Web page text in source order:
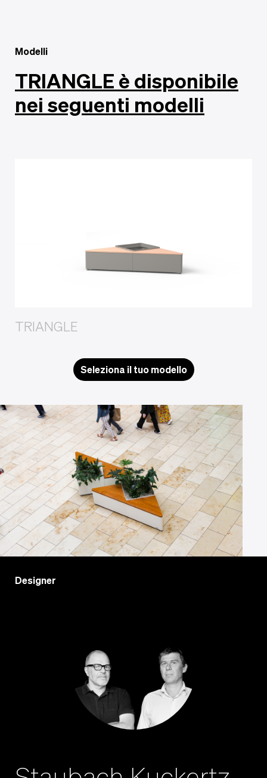
Modelli
TRIANGLE è disponibile
nei seguenti modelli
TRIANGLE
Seleziona il tuo modello
Designer